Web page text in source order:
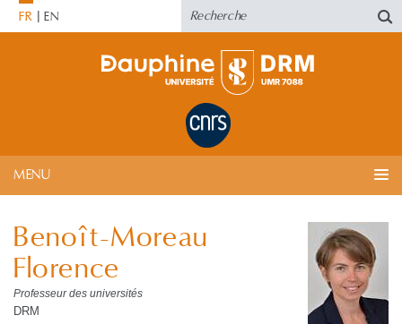
FR EN
MENU
Benoît-Moreau
Florence
Professeur des universités
DRM